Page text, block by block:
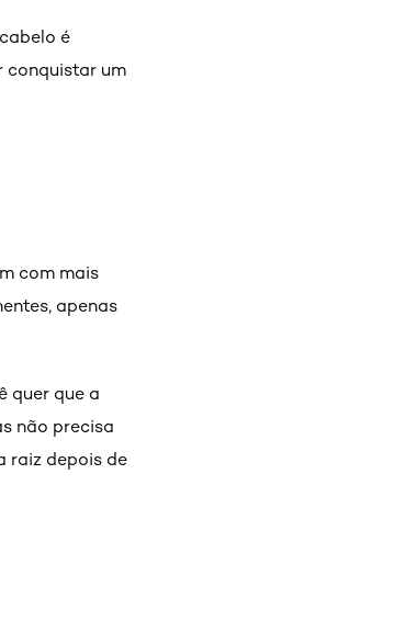
é
conquistar um
com mais
apenas
quer que a
não precisa
raiz depois de